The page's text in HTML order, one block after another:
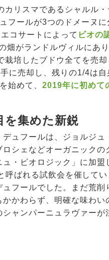
カリスマであるシャルル
フールが3つのドメーヌに
コサートによって ビオの
畑がランドルヴィルにあ
培したブドウ全てを売却
に売却し、残りの1/4は
始めて、2019年に初めて
集めた新鋭
デュフールは、ジョルジ
ロシェなどオーガニック
ュ・ビオロジック」に加
呼ばれる試飲会を催して
ュフールでした。まだ荒
かかわらず、明確な味わ
シャンパーニュラヴァーが